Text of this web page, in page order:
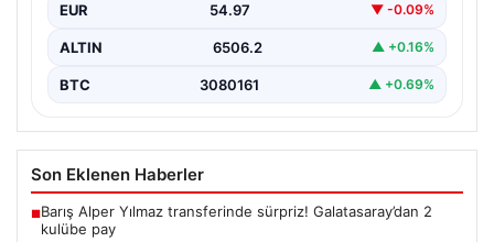
EUR 54.97 ▼ -0.09%
ALTIN 6506.2 ▲ +0.16%
BTC 3080161 ▲ +0.69%
Son Eklenen Haberler
■Barış Alper Yılmaz transferinde sürpriz! Galatasaray’dan 2
kulübe pay